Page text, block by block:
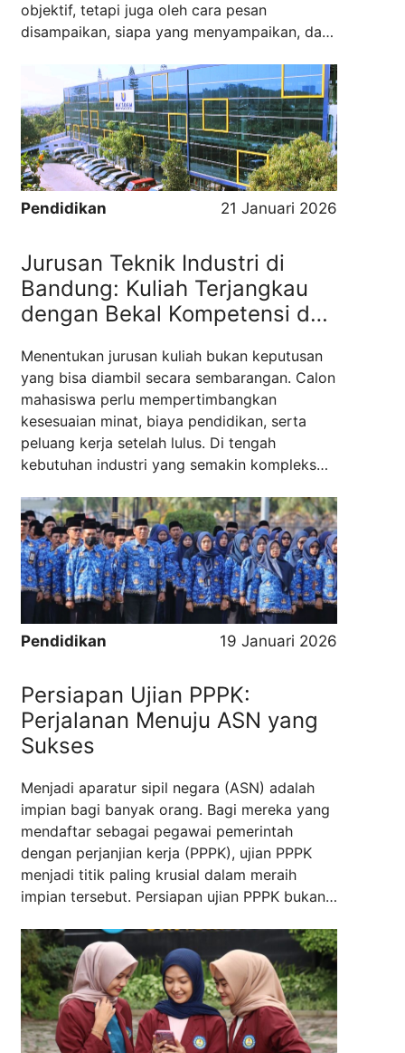
objektif, tetapi juga oleh cara pesan
disampaikan, siapa yang menyampaikan, dan
ruang digital. Dalam konteks ini, kemampuan
mengelola komunikasi secara strategis
menjadi kunci untuk menangkan opini publik
secara konsisten ...Read more
Pendidikan 21 Januari 2026
Jurusan Teknik Industri di
Bandung: Kuliah Terjangkau
dengan Bekal Kompetensi dan
Menentukan jurusan kuliah bukan keputusan
yang bisa diambil secara sembarangan. Calon
mahasiswa perlu mempertimbangkan
kesesuaian minat, biaya pendidikan, serta
peluang kerja setelah lulus. Di tengah
kebutuhan industri yang semakin kompleks
Industri tetap menjadi pilihan yang relevan
dan strategis. Jurusan ini dikenal memiliki
cakupan ilmu yang luas serta fleksibilitas
karier ...Read more
Pendidikan 19 Januari 2026
Persiapan Ujian PPPK:
Perjalanan Menuju ASN yang
Sukses
Menjadi aparatur sipil negara (ASN) adalah
impian bagi banyak orang. Bagi mereka yang
mendaftar sebagai pegawai pemerintah
dengan perjanjian kerja (PPPK), ujian PPPK
menjadi titik paling krusial dalam meraih
impian tersebut. Persiapan ujian PPPK bukan
soal-soal latihan, tetapi merupakan perjalanan
panjang yang menuntut strategi, disiplin, dan
ketekunan. Banyak peserta gagal ...Read
more